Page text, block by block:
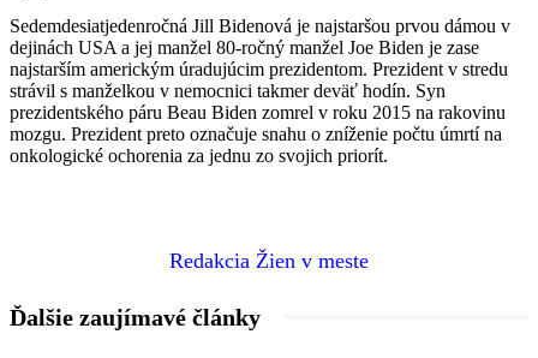
Sedemdesiatjedenročná Jill Bidenová je najstaršou prvou dámou v
dejinách USA a jej manžel 80-ročný manžel Joe Biden je zase
najstarším americkým úradujúcim prezidentom. Prezident v stredu
strávil s manželkou v nemocnici takmer deväť hodín. Syn
prezidentského páru Beau Biden zomrel v roku 2015 na rakovinu
mozgu. Prezident preto označuje snahu o zníženie počtu úmrtí na
onkologické ochorenia za jednu zo svojich priorít.
Redakcia Žien v meste
Ďalšie zaujímavé články